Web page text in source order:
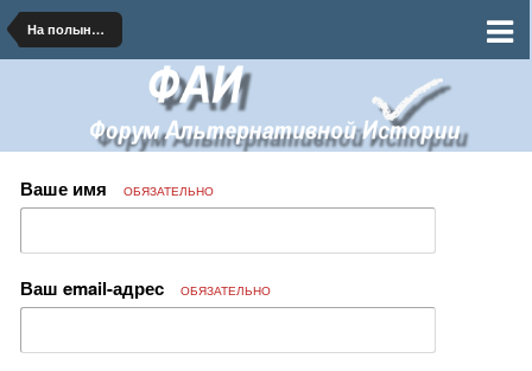
На полынных тропинках далеких планет
Ваше имя ОБЯЗАТЕЛЬНО
Ваш email-адрес ОБЯЗАТЕЛЬНО